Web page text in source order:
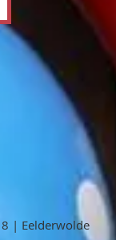
| Eelderwolde